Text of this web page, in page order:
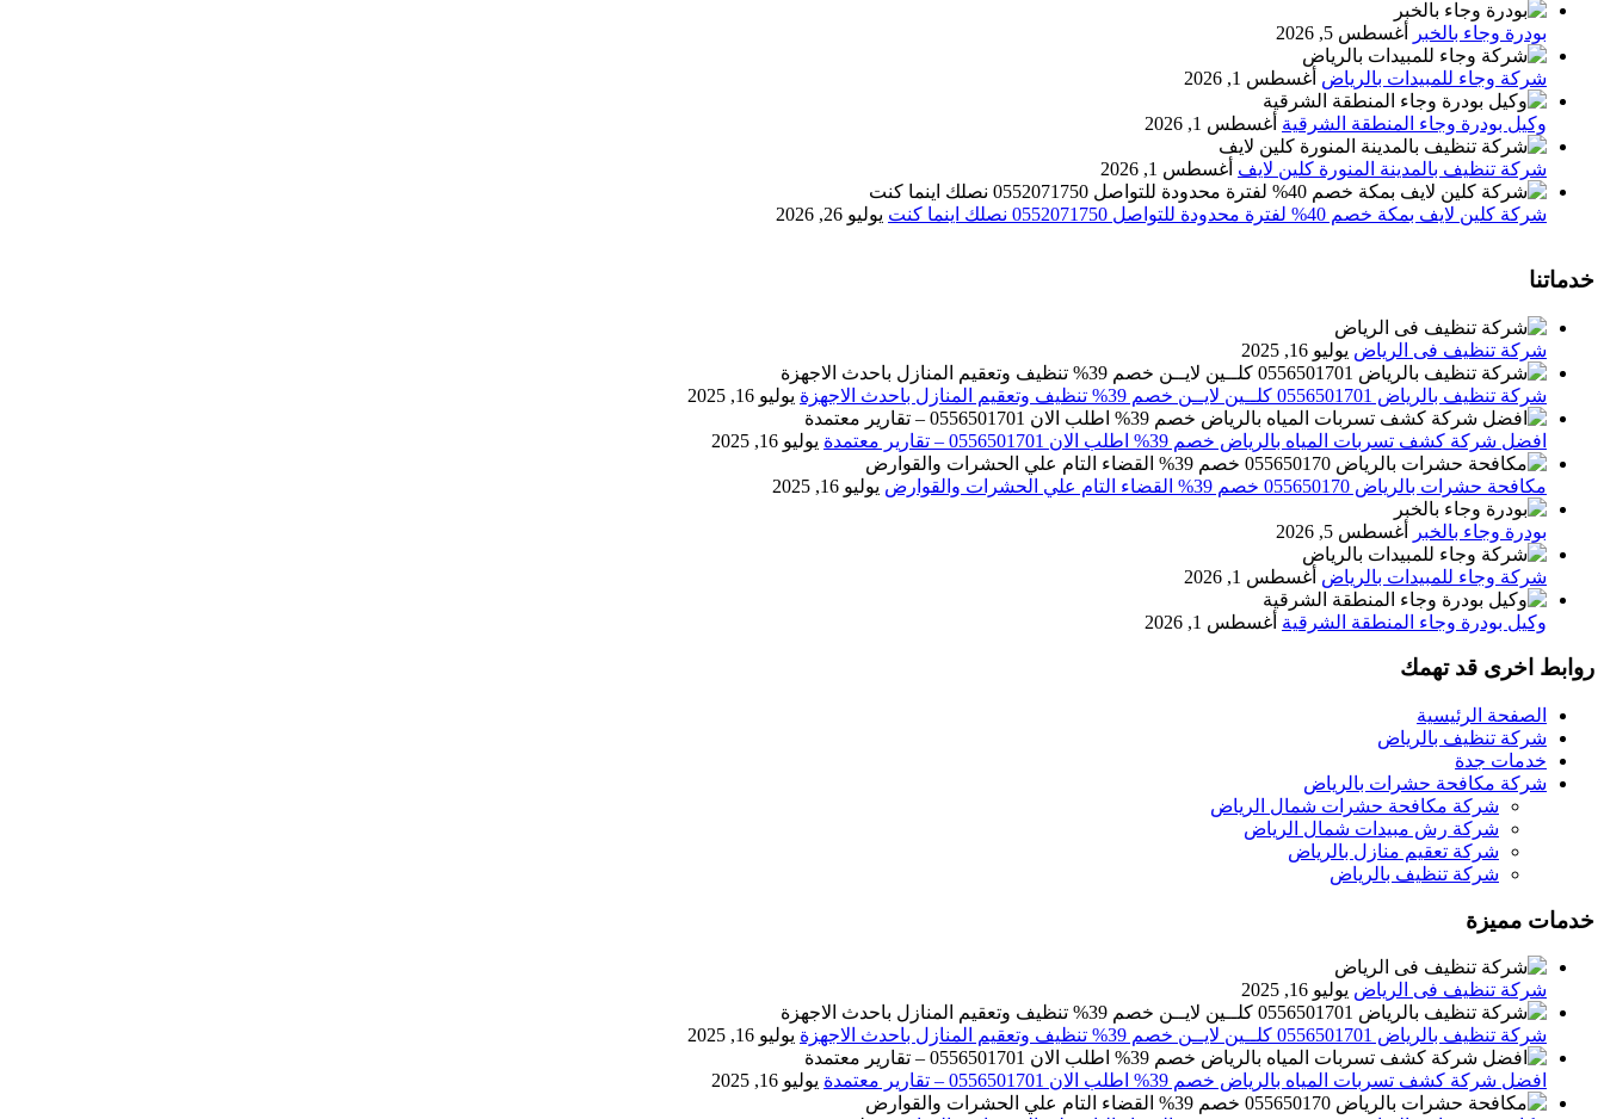
بودرة وجاء بالخبر أغسطس 5, 2026
شركة وجاء للمبيدات بالرياض أغسطس 1, 2026
وكيل بودرة وجاء المنطقة الشرقية أغسطس 1, 2026
شركة تنظيف بالمدينة المنورة كلين لايف أغسطس 1, 2026
شركة كلين لايف بمكة خصم 40% لفترة محدودة للتواصل 0552071750 نصلك اينما كنت يوليو 26, 2026
خدماتنا
شركة تنظيف فى الرياض يوليو 16, 2025
شركة تنظيف بالرياض 0556501701 كلــين لايــن خصم 39% تنظيف وتعقيم المنازل باحدث الاجهزة يوليو 16, 2025
افضل شركة كشف تسربات المياه بالرياض خصم 39% اطلب الان 0556501701‬‏ – تقارير معتمدة يوليو 16, 2025
مكافحة حشرات بالرياض 055650170 خصم 39% القضاء التام علي الحشرات والقوارض يوليو 16, 2025
بودرة وجاء بالخبر أغسطس 5, 2026
شركة وجاء للمبيدات بالرياض أغسطس 1, 2026
وكيل بودرة وجاء المنطقة الشرقية أغسطس 1, 2026
روابط اخرى قد تهمك
الصفحة الرئيسية
شركة تنظيف بالرياض
خدمات جدة
شركة مكافحة حشرات بالرياض
شركة مكافحة حشرات شمال الرياض
شركة رش مبيدات شمال الرياض
شركة تعقيم منازل بالرياض
شركة تنظيف بالرياض
خدمات مميزة
شركة تنظيف فى الرياض يوليو 16, 2025
شركة تنظيف بالرياض 0556501701 كلــين لايــن خصم 39% تنظيف وتعقيم المنازل باحدث الاجهزة يوليو 16, 2025
افضل شركة كشف تسربات المياه بالرياض خصم 39% اطلب الان 0556501701‬‏ – تقارير معتمدة يوليو 16, 2025